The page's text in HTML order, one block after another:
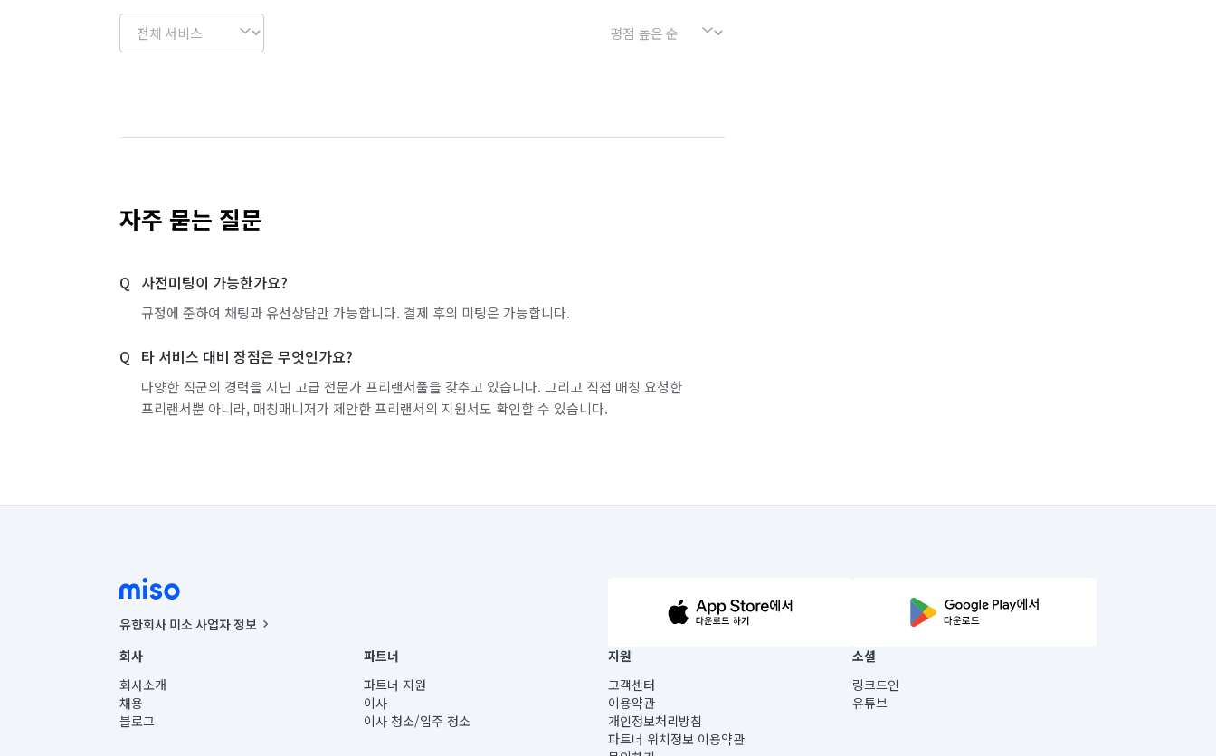
자주 묻는 질문
사전미팅이 가능한가요?
규정에 준하여 채팅과 유선상담만 가능합니다. 결제 후의 미팅은 가능합니다.
타 서비스 대비 장점은 무엇인가요?
다양한 직군의 경력을 지닌 고급 전문가 프리랜서풀을 갖추고 있습니다. 그리고 직접 매칭 요청한
프리랜서뿐 아니라, 매칭매니저가 제안한 프리랜서의 지원서도 확인할 수 있습니다.
유한회사 미소 사업자 정보
사업자등록번호 : 291-87-00271 | 인허가번호 : 2016-3220163-14-5-00019 |
통신판매신고번호 : 2024-서울종로-1400(공정거래위원회 정보) |
대표이사 : CHING VICTOR COLUMBIA RHEE
주소 | 본사: 서울특별시 종로구 율곡로 6(중학동, 트윈트리빌딩) B동 5층
컨택센터 : 서울특별시 종로구 수송동 율곡로 24, 7층, 8층 미소
회사
회사소개
채용
블로그
파트너
파트너 지원
이사
이사 청소/입주 청소
지원
고객센터
이용약관
개인정보처리방침
파트너 위치정보 이용약관
소셜
링크드인
유튜브